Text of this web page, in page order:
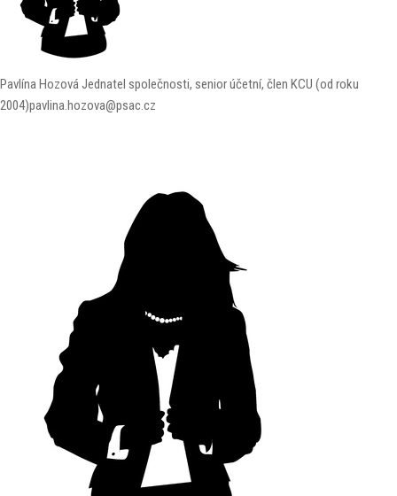
Pavlína HozováJednatel společnosti, senior účetní, člen KCU (od roku
2004)pavlina.hozova@psac.cz